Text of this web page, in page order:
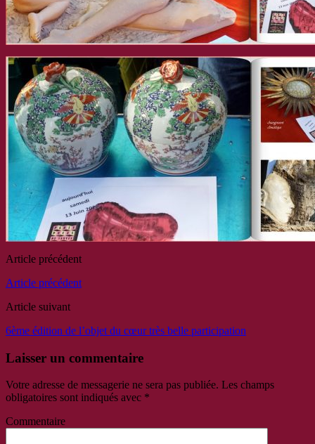
Article précédent
Article précédent
Article suivant
6ème édition de l’objet du cœur très belle participation
Laisser un commentaire
Votre adresse de messagerie ne sera pas publiée. Les champs
obligatoires sont indiqués avec *
Commentaire